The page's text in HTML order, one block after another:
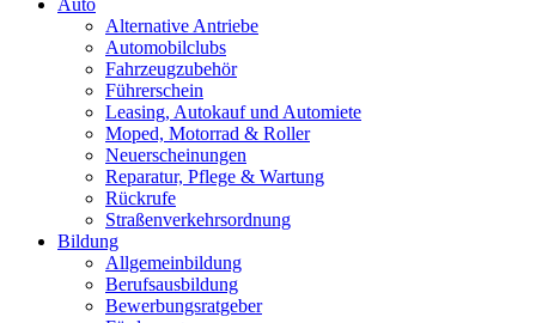
Auto
Alternative Antriebe
Automobilclubs
Fahrzeugzubehör
Führerschein
Leasing, Autokauf und Automiete
Moped, Motorrad & Roller
Neuerscheinungen
Reparatur, Pflege & Wartung
Rückrufe
Straßenverkehrsordnung
Bildung
Allgemeinbildung
Berufsausbildung
Bewerbungsratgeber